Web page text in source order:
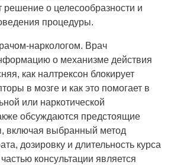
о целесообразности и
процедуры.
наркологом. Врач
о механизме действия
как налтрексон блокирует
в мозге и как это помогает в
или наркотической
обсуждаются предстоящие
включая выбранный метод
дозировку и длительность курса
консультации является